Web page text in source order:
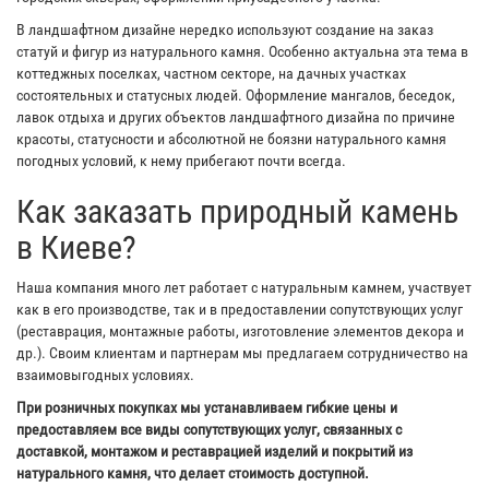
В ландшафтном дизайне нередко используют создание на заказ
статуй и фигур из натурального камня. Особенно актуальна эта тема в
коттеджных поселках, частном секторе, на дачных участках
состоятельных и статусных людей. Оформление мангалов, беседок,
лавок отдыха и других объектов ландшафтного дизайна по причине
красоты, статусности и абсолютной не боязни натурального камня
погодных условий, к нему прибегают почти всегда.
Как заказать природный камень
в Киеве?
Наша компания много лет работает с натуральным камнем, участвует
как в его производстве, так и в предоставлении сопутствующих услуг
(реставрация, монтажные работы, изготовление элементов декора и
др.). Своим клиентам и партнерам мы предлагаем сотрудничество на
взаимовыгодных условиях.
При розничных покупках мы устанавливаем гибкие цены и
предоставляем все виды сопутствующих услуг, связанных с
доставкой, монтажом и реставрацией изделий и покрытий из
натурального камня, что делает стоимость доступной.